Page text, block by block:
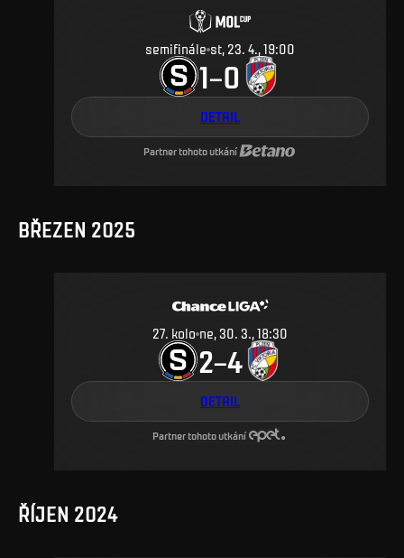
semifinále st, 23. 4., 19:00
1–0
DETAIL
Partner tohoto utkání
BŘEZEN 2025
27. kolo ne, 30. 3., 18:30
2–4
DETAIL
Partner tohoto utkání
ŘÍJEN 2024